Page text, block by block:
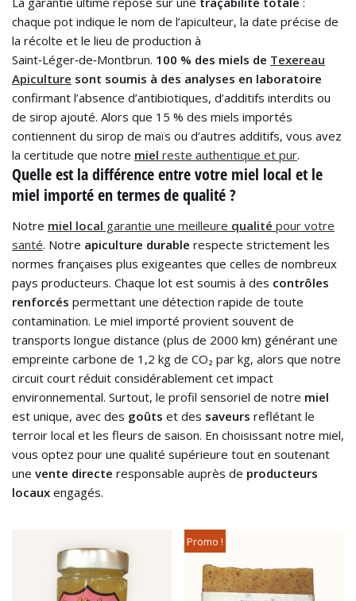
chaque pot indique le nom de l’apiculteur, la date précise de
la récolte et le lieu de production à
Saint‑Léger‑de‑Montbrun. 100 % des miels de Texereau
Apiculture sont soumis à des analyses en laboratoire
confirmant l’absence d’antibiotiques, d’additifs interdits ou
de sirop ajouté. Alors que 15 % des miels importés
contiennent du sirop de maïs ou d’autres additifs, vous avez
la certitude que notre miel reste authentique et pur.
Quelle est la différence entre votre miel local et le
miel importé en termes de qualité ?
Notre miel local garantie une meilleure qualité pour votre
santé. Notre apiculture durable respecte strictement les
normes françaises plus exigeantes que celles de nombreux
pays producteurs. Chaque lot est soumis à des contrôles
renforcés permettant une détection rapide de toute
contamination. Le miel importé provient souvent de
transports longue distance (plus de 2000 km) générant une
empreinte carbone de 1,2 kg de CO₂ par kg, alors que notre
circuit court réduit considérablement cet impact
environnemental. Surtout, le profil sensoriel de notre miel
est unique, avec des goûts et des saveurs reflétant le
terroir local et les fleurs de saison. En choisissant notre miel,
vous optez pour une qualité supérieure tout en soutenant
une vente directe responsable auprès de producteurs
locaux engagés.
Promo !